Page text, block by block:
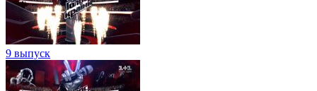
9 выпуск